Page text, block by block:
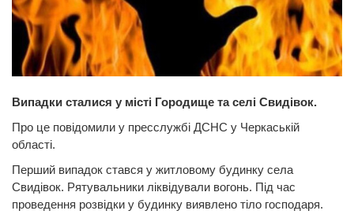
Випадки сталися у місті Городище та селі Свидівок.
Про це повідомили у пресслужбі ДСНС у Черкаській
області.
Перший випадок стався у житловому будинку села
Свидівок. Рятувальники ліквідували вогонь. Під час
проведення розвідки у будинку виявлено тіло господаря.